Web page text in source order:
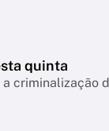
quinta
criminalização